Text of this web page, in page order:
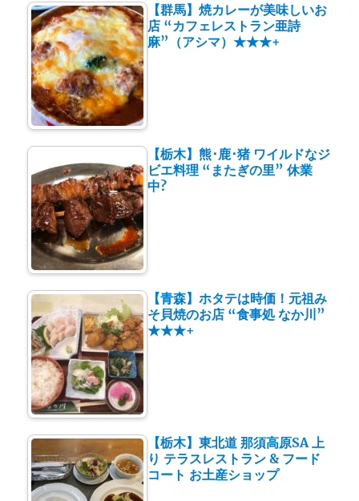
【群馬】焼カレーが美味しいお
店 “カフェレストラン亜詩
麻”（アシマ）★★★+
【栃木】熊･鹿･猪 ワイルドなジ
ビエ料理 “またぎの里” 休業
中?
【青森】ホタテは時価！元祖み
そ貝焼のお店 “食事処 なか川”
★★★+
【栃木】東北道 那須高原SA 上
り テラスレストラン & フード
コート お土産ショップ